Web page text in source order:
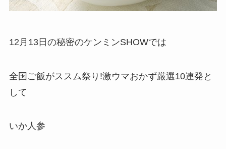
12月13日の秘密のケンミンSHOWでは
全国ご飯がススム祭り!激ウマおかず厳選10連発と
して
いか人参